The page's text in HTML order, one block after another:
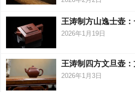
王涛制方山逸士壶
2026年1月19日
王涛制四方文旦壶
2026年1月3日